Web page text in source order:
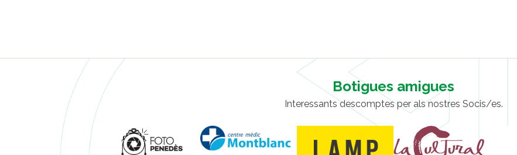
Botigues amigues
Interessants descomptes per als nostres Socis/es.